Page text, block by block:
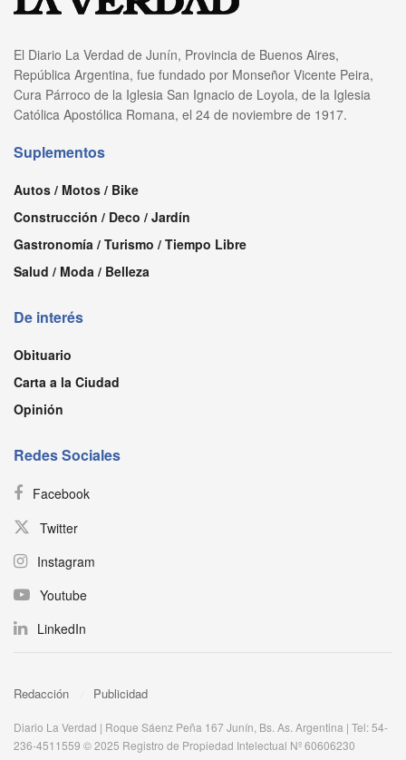
El Diario La Verdad de Junín, Provincia de Buenos Aires,
República Argentina, fue fundado por Monseñor Vicente Peira,
Cura Párroco de la Iglesia San Ignacio de Loyola, de la Iglesia
Católica Apostólica Romana, el 24 de noviembre de 1917.
Suplementos
Autos / Motos / Bike
Construcción / Deco / Jardín
Gastronomía / Turismo / Tiempo Libre
Salud / Moda / Belleza
De interés
Obituario
Carta a la Ciudad
Opinión
Redes Sociales
Facebook
Twitter
Instagram
Youtube
LinkedIn
Redacción Publicidad
Diario La Verdad | Roque Sáenz Peña 167 Junín, Bs. As. Argentina | Tel: 54-
236-4511559 © 2025 Registro de Propiedad Intelectual Nº 60606230